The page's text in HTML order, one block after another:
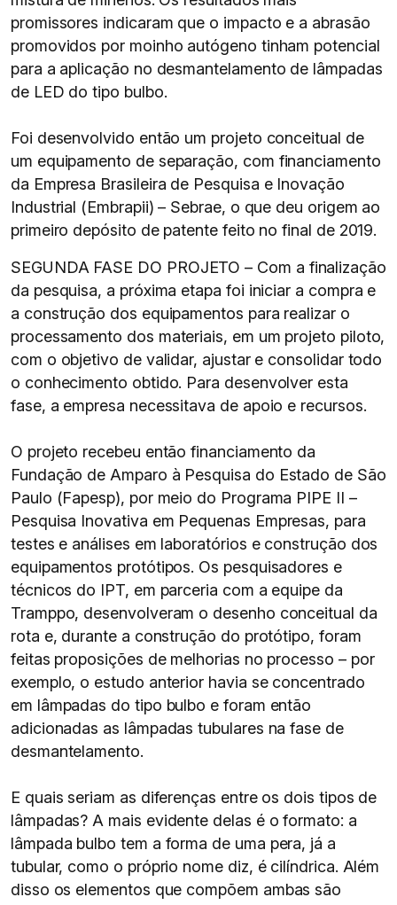
promissores indicaram que o impacto e a abrasão
promovidos por moinho autógeno tinham potencial
para a aplicação no desmantelamento de lâmpadas
de LED do tipo bulbo.
Foi desenvolvido então um projeto conceitual de
um equipamento de separação, com financiamento
da Empresa Brasileira de Pesquisa e Inovação
Industrial (Embrapii) – Sebrae, o que deu origem ao
primeiro depósito de patente feito no final de 2019.
SEGUNDA FASE DO PROJETO – Com a finalização
da pesquisa, a próxima etapa foi iniciar a compra e
a construção dos equipamentos para realizar o
processamento dos materiais, em um projeto piloto,
com o objetivo de validar, ajustar e consolidar todo
o conhecimento obtido. Para desenvolver esta
fase, a empresa necessitava de apoio e recursos.
O projeto recebeu então financiamento da
Fundação de Amparo à Pesquisa do Estado de São
Paulo (Fapesp), por meio do Programa PIPE II –
Pesquisa Inovativa em Pequenas Empresas, para
testes e análises em laboratórios e construção dos
equipamentos protótipos. Os pesquisadores e
técnicos do IPT, em parceria com a equipe da
Tramppo, desenvolveram o desenho conceitual da
rota e, durante a construção do protótipo, foram
feitas proposições de melhorias no processo – por
exemplo, o estudo anterior havia se concentrado
em lâmpadas do tipo bulbo e foram então
adicionadas as lâmpadas tubulares na fase de
desmantelamento.
E quais seriam as diferenças entre os dois tipos de
lâmpadas? A mais evidente delas é o formato: a
lâmpada bulbo tem a forma de uma pera, já a
tubular, como o próprio nome diz, é cilíndrica. Além
disso os elementos que compõem ambas são